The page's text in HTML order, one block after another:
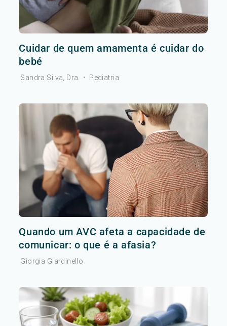
Cuidar de quem amamenta é cuidar do
bebé
Sandra Silva, Dra. • Pediatria
Quando um AVC afeta a capacidade de
comunicar: o que é a afasia?
Giorgia Giardinello